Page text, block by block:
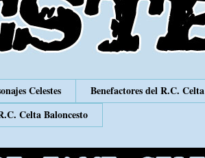
Celestes Benefactores del R.C. Celta
Celta Baloncesto